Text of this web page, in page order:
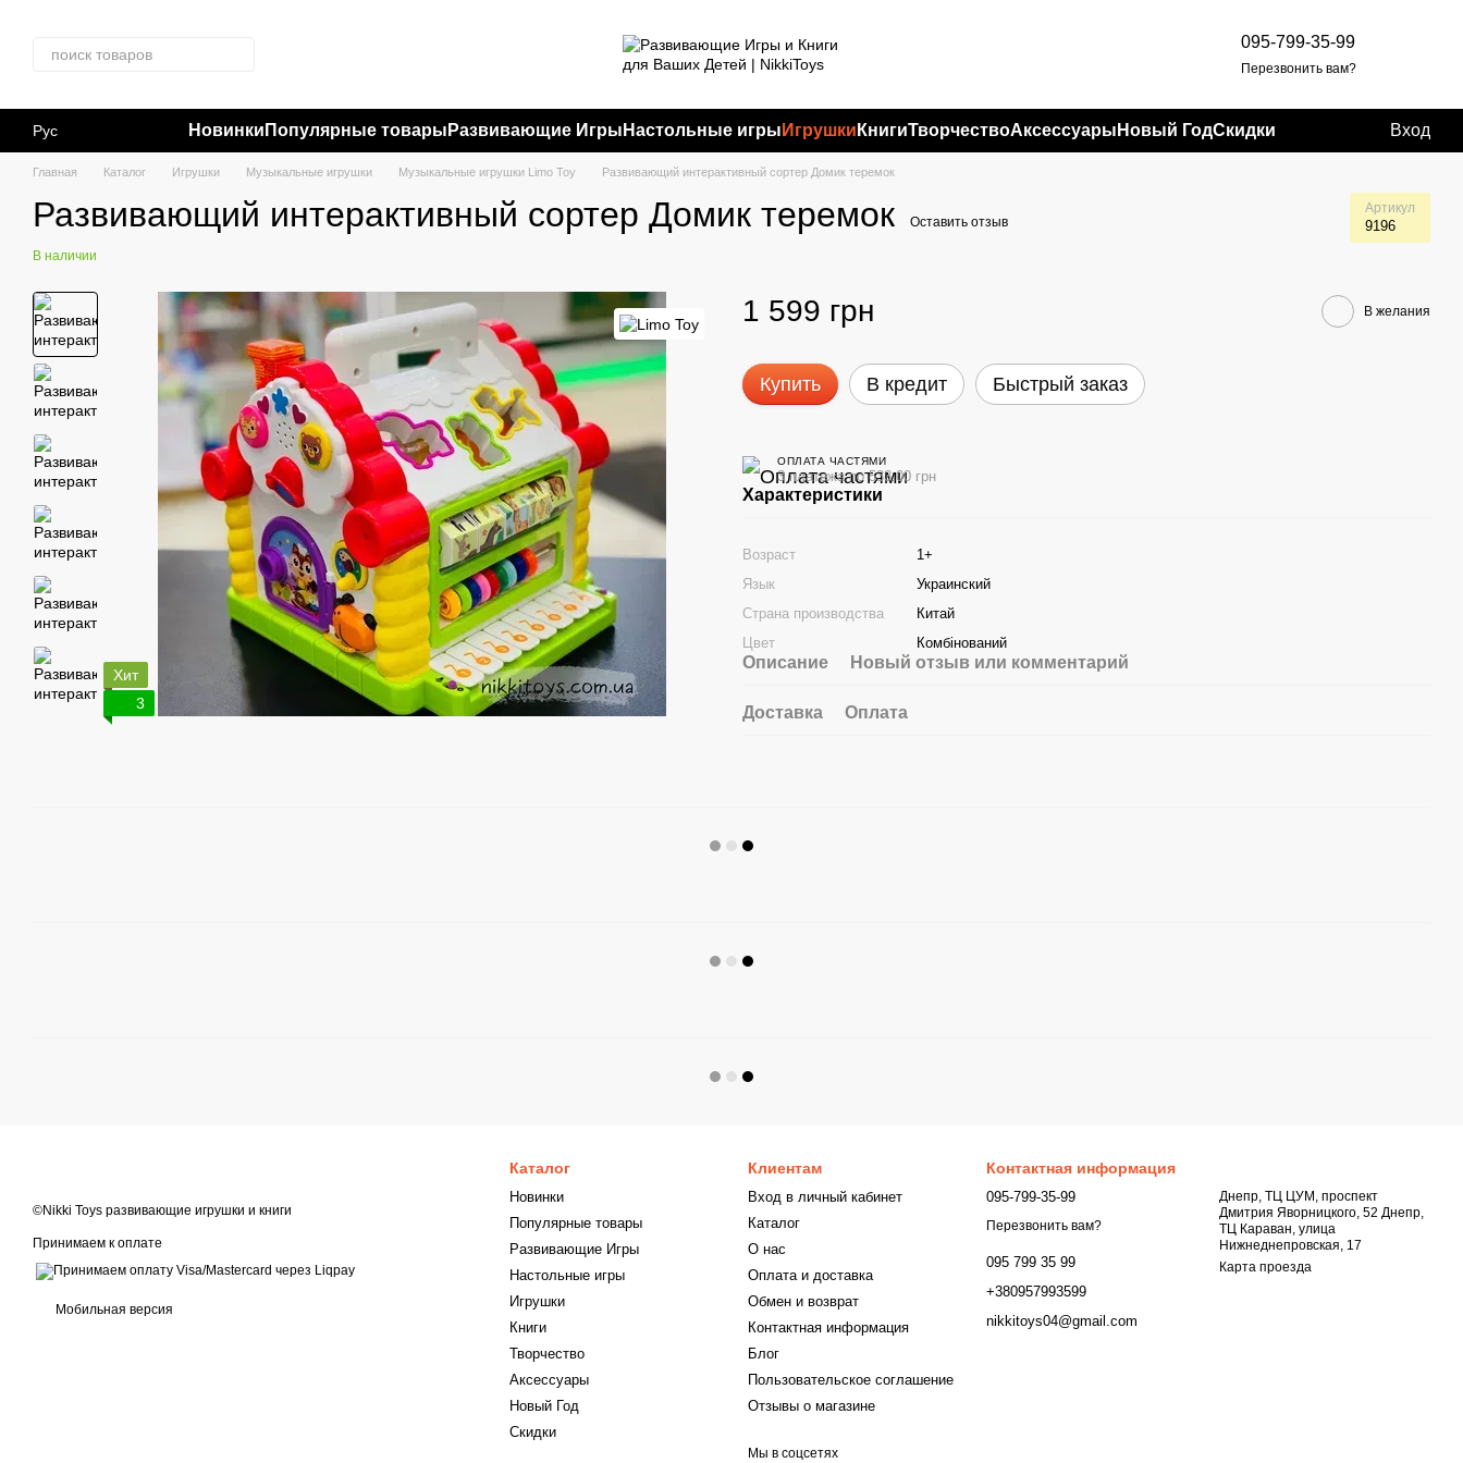
095-799-35-99
Перезвонить вам?
Рус Новинки Популярные товары Развивающие Игры Настольные игры Игрушки КнигиТворчествоАксессуары Новый ГодСкидки Вход
Главная Каталог Игрушки Музыкальные игрушки Музыкальные игрушки Limo Toy Развивающий интерактивный сортер Домик теремок
Развивающий интерактивный сортер Домик теремок Оставить отзыв
Артикул
9196
В наличии
Хит
3
1 599 грн В желания
Купить В кредит Быстрый заказ
ОПЛАТА ЧАСТЯМИ
3 платежа по 533.00 грн
Характеристики
Возраст
1+
Язык
Украинский
Страна производства
Китай
Цвет
Комбінований
Описание Новый отзыв или комментарий
Доставка Оплата
©Nikki Toys развивающие игрушки и книги
Принимаем к оплате
Мобильная версия
Каталог
Новинки
Популярные товары
Развивающие Игры
Настольные игры
Игрушки
Книги
Творчество
Аксессуары
Новый Год
Скидки
Клиентам
Вход в личный кабинет
Каталог
О нас
Оплата и доставка
Обмен и возврат
Контактная информация
Блог
Пользовательское соглашение
Отзывы о магазине
Мы в соцсетях
Контактная информация
095-799-35-99
Перезвонить вам?
095 799 35 99
+380957993599
nikkitoys04@gmail.com
Днепр, ТЦ ЦУМ, проспект
Дмитрия Яворницкого, 52 Днепр,
ТЦ Караван, улица
Нижнеднепровская, 17
Карта проезда